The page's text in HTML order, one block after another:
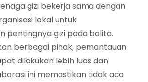
gizi bekerja sama dengan
lokal untuk
pentingnya gizi pada balita.
berbagai pihak, pemantauan
dilakukan lebih luas dan
ini memastikan tidak ada